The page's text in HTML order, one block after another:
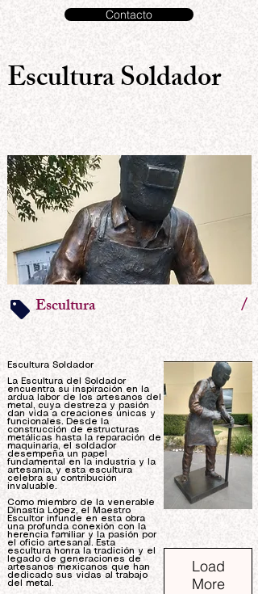
Contacto
Escultura Soldador
Escultura /
Escultura Soldador
La Escultura del Soldador
encuentra su inspiración en la
ardua labor de los artesanos del
metal, cuya destreza y pasión
dan vida a creaciones únicas y
funcionales. Desde la
construcción de estructuras
metálicas hasta la reparación de
maquinaria, el soldador
desempeña un papel
fundamental en la industria y la
artesanía, y esta escultura
celebra su contribución
invaluable.
Como miembro de la venerable
Dinastía López, el Maestro
Escultor infunde en esta obra
una profunda conexión con la
herencia familiar y la pasión por
el oficio artesanal. Esta
escultura honra la tradición y el
legado de generaciones de
artesanos mexicanos que han
dedicado sus vidas al trabajo
del metal.
Load
More